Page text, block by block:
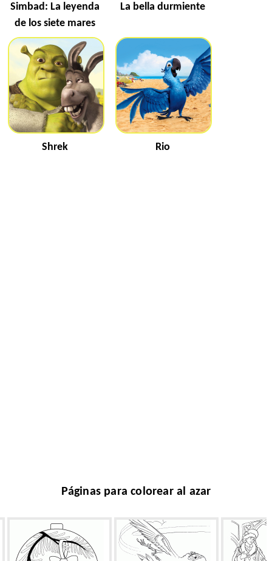
Simbad: La leyenda
de los siete mares
La bella durmiente
Shrek Rio
Páginas para colorear al azar